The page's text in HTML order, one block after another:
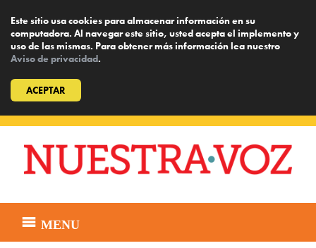
Este sitio usa cookies para almacenar información en su
computadora. Al navegar este sitio, usted acepta el implemento y
uso de las mismas. Para obtener más información lea nuestro
Aviso de privacidad.
ACEPTAR
content
MENU